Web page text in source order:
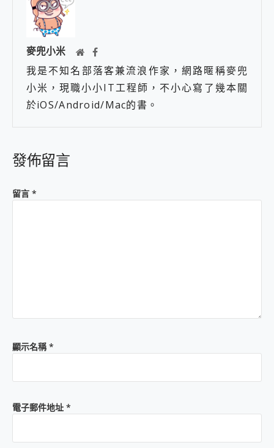
麥兜小米
我是不知名部落客兼流浪作家，網路暱稱麥兜
小米，現職小小IT工程師，不小心寫了幾本關
於iOS/Android/Mac的書。
發佈留言
留言 *
顯示名稱*
電子郵件地址 *